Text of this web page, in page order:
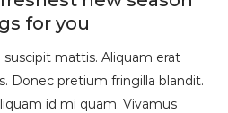
for you
mattis. Aliquam erat
Donec pretium fringilla blandit.
id mi quam. Vivamus